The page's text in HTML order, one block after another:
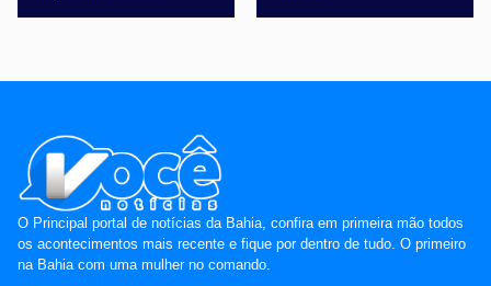
O Principal portal de notícias da Bahia, confira em primeira mão todos
os acontecimentos mais recente e fique por dentro de tudo. O primeiro
na Bahia com uma mulher no comando.